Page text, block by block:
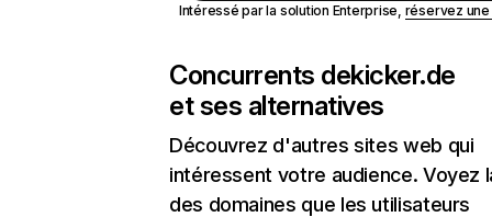
Intéressé par la solution Enterprise, réservez
Concurrents dekicker.de
et ses alternatives
Découvrez d'autres sites web qui
intéressent votre audience. Voyez
des domaines que les utilisateurs